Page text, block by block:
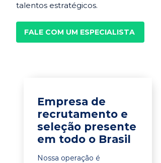
talentos estratégicos.
FALE COM UM ESPECIALISTA
Empresa de
recrutamento e
seleção presente
em todo o Brasil
Nossa operação é